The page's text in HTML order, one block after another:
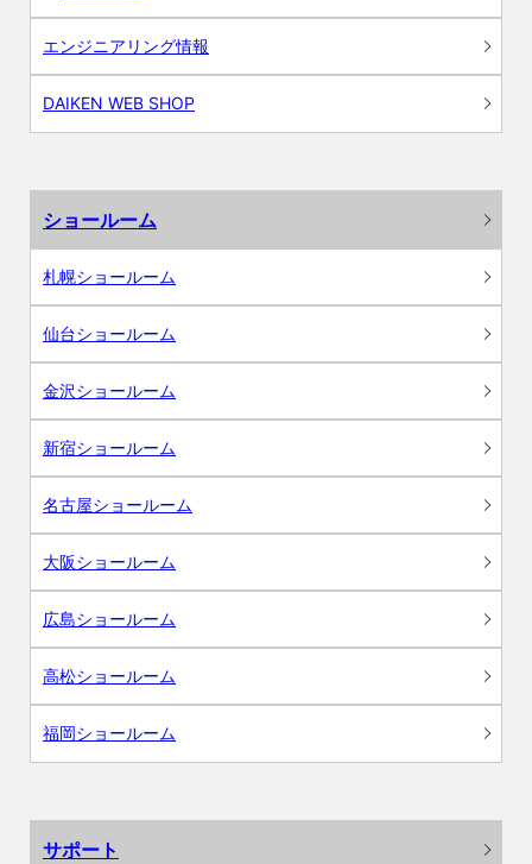
エンジニアリング情報
DAIKEN WEB SHOP
ショールーム
札幌ショールーム
仙台ショールーム
金沢ショールーム
新宿ショールーム
名古屋ショールーム
大阪ショールーム
広島ショールーム
高松ショールーム
福岡ショールーム
サポート